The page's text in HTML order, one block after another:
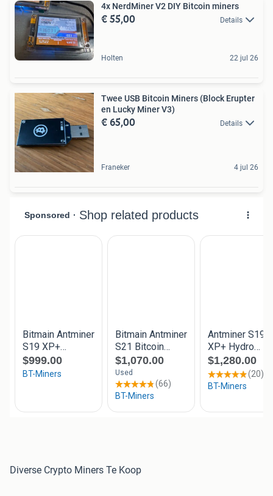
4x NerdMiner V2 DIY Bitcoin miners
€ 55,00 Details
Holten 22 jul 26
Twee USB Bitcoin Miners (Block Erupter
en Lucky Miner V3)
€ 65,00 Details
Franeker 4 jul 26
Diverse Crypto Miners Te Koop